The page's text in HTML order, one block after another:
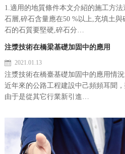
1.適用的地質條件本文介紹的施工方
石層,碎石含量應在50 %以上,充填土
石的石質要堅硬,碎石分…
注漿技術在橋梁基礎加固中的應用
2021.01.13
注漿技術在橋臺基礎加固中的應用情
近年來的公路工程建設中己頻頻耳聞
由于是從其它行業新引進…